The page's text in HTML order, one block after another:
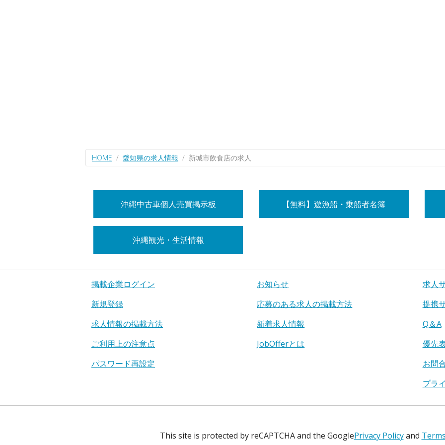
HOME 愛知県の求人情報 新城市飲食店の求人
沖縄中古車個人売買掲示板 【無料】遊漁船・乗船者名簿
沖縄観光・生活情報
掲載企業ログイン
新規登録
求人情報の掲載方法
ご利用上の注意点
パスワード再設定
お知らせ
応募のある求人の掲載方法
新着求人情報
JobOfferとは
求人
提携
Q＆A
優先
お問
プラ
This site is protected by reCAPTCHA and the GooglePrivacy Policyand